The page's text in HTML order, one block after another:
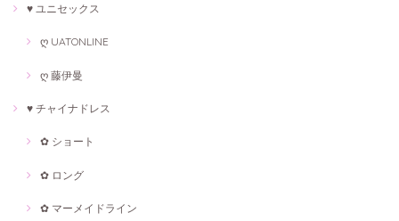
♥ ユニセックス
ღ UATONLINE
ღ 藤伊曼
♥ チャイナドレス
✿ ショート
✿ ロング
✿ マーメイドライン